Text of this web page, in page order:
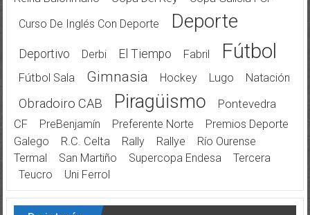
Curso De Inglés Con Deporte
Deporte
Deportivo Derbi El Tiempo Fabril Fútbol
Fútbol Sala Gimnasia Hockey Lugo Natación
Obradoiro CAB Piragüismo
Pontevedra
CF
PreBenjamín Preferente Norte
Premios Deporte
Galego
R.C. Celta Rally Rallye
Río Ourense
Termal
San Martiño Supercopa Endesa
Tercera
Teucro
Uni Ferrol